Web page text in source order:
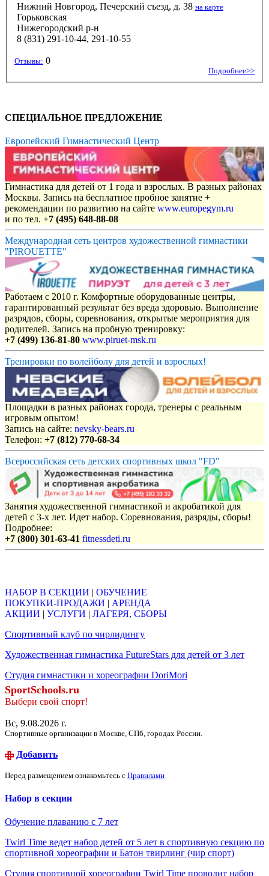
Нижний Новгород, Печерский съезд, д. 38 на карте
Горьковская
Нижегородский р-н
8 (831) 291-10-44, 291-10-55
Отзывы: 0
Подробнее>>
СПЕЦИАЛЬНОЕ ПРЕДЛОЖЕНИЕ
Европейский Гимнастический Центр
Гимнастика для детей от 1 года и взрослых. В разных районах
Москвы. Запись на бесплатное пробное занятие +
рекомендации по развитию на сайте www.europegym.ru
и по тел. +7 (495) 648-88-08
Международная сеть центров художественной гимнастики
"PIROUETTE"
Работаем с 2010 г. Комфортные оборудованные центры,
гарантированный результат без вреда здоровью. Выполнение
разрядов, сборы, соревнования, открытые мероприятия для
родителей. Запись на пробную тренировку:
+7 (499) 136-81-80 www.piruet-msk.ru
Тренировки по волейболу для детей и взрослых!
Площадки в разных районах города, тренеры с реальным
игровым опытом!
Запись на сайте: nevsky-bears.ru
Телефон: +7 (812) 770-68-34
Всероссийская сеть детских спортивных школ "FD"
Занятия художественной гимнастикой и акробатикой для
детей с 3-х лет. Идет набор. Соревнования, разряды, сборы!
Подробнее:
+7 (800) 301-63-41 fitnessdeti.ru
НАБОР В СЕКЦИИ | ОБУЧЕНИЕ
ПОКУПКИ-ПРОДАЖИ | АРЕНДА
АКЦИИ | УСЛУГИ | ЛАГЕРЯ, СБОРЫ
Спортивный клуб по чирлидингу
Художественная гимнастика FutureStars для детей от 3 лет
Студия гимнастики и хореографии DoriMori
SportSchools.ru
Выбери свой спорт!
Вс, 9.08.2026 г.
Спортивные организации в Москве, СПб, городах России.
Добавить
Перед размещением ознакомьтесь с Правилами
Набор в секции
Обучение плаванию с 7 лет
Twirl Time ведет набор детей от 5 лет в спортивную секцию по
спортивной хореографии и Батон твирлинг (чир спорт)
Студия спортивной хореографии Twirl Time проводит набор